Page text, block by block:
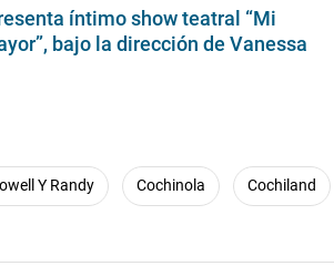
íntimo show teatral “Mi
bajo la dirección de Vanessa
Y Randy Cochinola Cochiland